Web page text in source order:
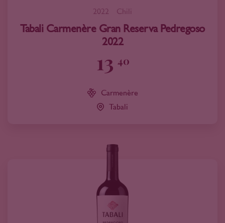
2022 Chili
Tabali Carmenère Gran Reserva Pedregoso
2022
13 40
Carmenère
Tabali